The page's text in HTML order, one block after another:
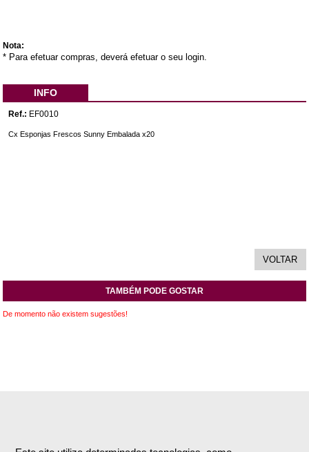
Nota:
* Para efetuar compras, deverá efetuar o seu login.
INFO
Ref.: EF0010
Cx Esponjas Frescos Sunny Embalada x20
TAMBÉM PODE GOSTAR
De momento não existem sugestões!
Empresa
Encomendas & Pagamentos